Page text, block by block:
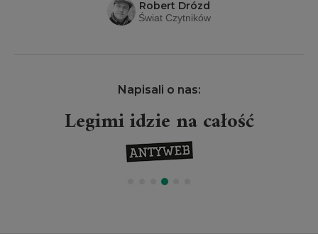
Robert Drózd
Świat Czytników
Napisali o nas:
Legimi idzie na całość